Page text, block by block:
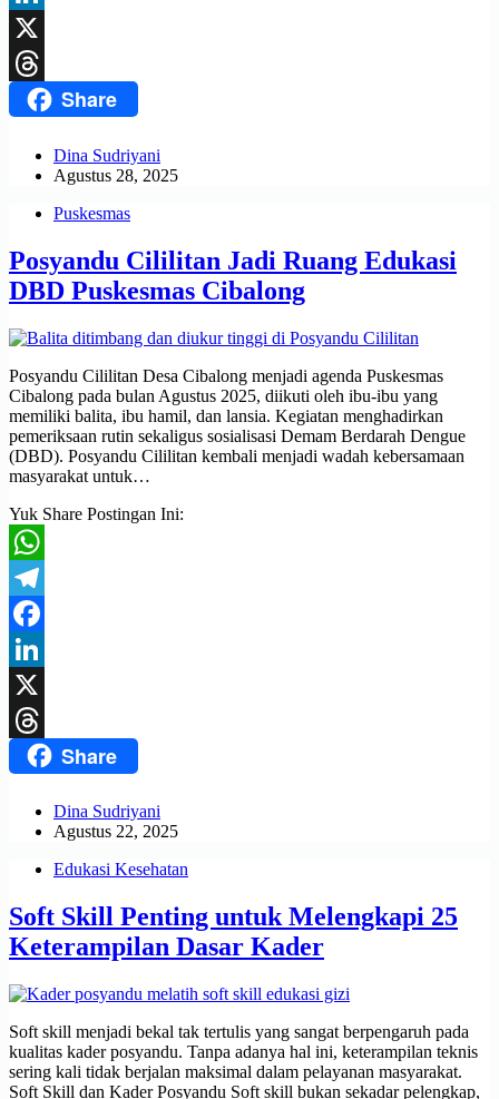
LinkedIn
X
ThreadsShare
Dina Sudriyani
Agustus 28, 2025
Puskesmas
Posyandu Cililitan Jadi Ruang Edukasi
DBD Puskesmas Cibalong
Posyandu Cililitan Desa Cibalong menjadi agenda Puskesmas
Cibalong pada bulan Agustus 2025, diikuti oleh ibu-ibu yang
memiliki balita, ibu hamil, dan lansia. Kegiatan menghadirkan
pemeriksaan rutin sekaligus sosialisasi Demam Berdarah Dengue
(DBD). Posyandu Cililitan kembali menjadi wadah kebersamaan
masyarakat untuk…
Yuk Share Postingan Ini:
WhatsApp
Telegram
Facebook
LinkedIn
X
ThreadsShare
Dina Sudriyani
Agustus 22, 2025
Edukasi Kesehatan
Soft Skill Penting untuk Melengkapi 25
Keterampilan Dasar Kader
Soft skill menjadi bekal tak tertulis yang sangat berpengaruh pada
kualitas kader posyandu. Tanpa adanya hal ini, keterampilan teknis
sering kali tidak berjalan maksimal dalam pelayanan masyarakat.
Soft Skill dan Kader Posyandu Soft skill bukan sekadar pelengkap,